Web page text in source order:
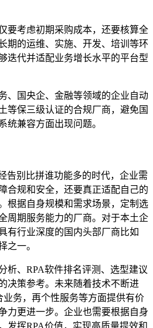
要考虑初期采购成本，还要核算全
期的运维、实施、开发、培训等环
迭代并适配业务增长水平的平台型
、国央企、金融等领域的企业自动
等保三级认证的合规厂商，避免国
统兼容方面出现问题。
告别比拼谁功能多的时代，企业需
合规和安全，还要真正适配自己的
根据自身规模和需求场景，定制选
周期服务能力的厂商。对于本土企
有行业深度的国内头部厂商比如
之一。
析、RPA软件排名评测、选型建议
决策参考。未来随着技术不断进
务，再个性服务等方面提供有价
力更进一步。企业也需要根据自身